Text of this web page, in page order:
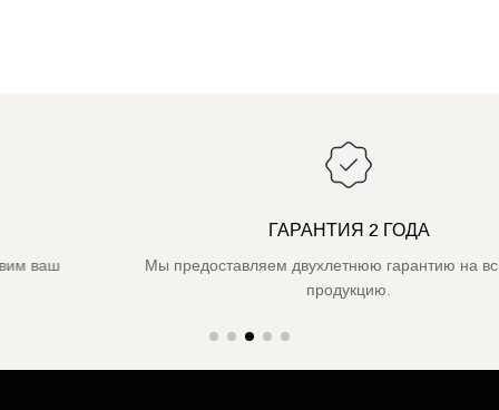
ГАРАНТИЯ 2 ГОДА
Мы предоставляем двухлетнюю гарантию на всю нашу